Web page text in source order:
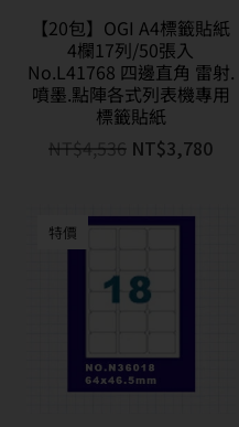
【20包】OGI A4標籤貼紙
4欄17列/50張入
No.L41768 四邊直角 雷射.
噴墨.點陣各式列表機專用
標籤貼紙
NT$4,536 NT$3,780
特價